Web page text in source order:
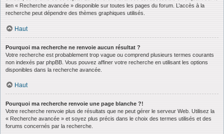
lien « Recherche avancée » disponible sur toutes les pages du forum. L’accès à la
recherche peut dépendre des thèmes graphiques utilisés.
Haut
Pourquoi ma recherche ne renvoie aucun résultat ?
Votre recherche est probablement trop vague ou comprend plusieurs termes courants
non indexés par phpBB. Vous pouvez affiner votre recherche en utilisant les options
disponibles dans la recherche avancée.
Haut
Pourquoi ma recherche renvoie une page blanche ?!
Votre recherche renvoie plus de résultats que ne peut gérer le serveur Web. Utilisez la
« Recherche avancée » et soyez plus précis dans le choix des termes utilisés et des
forums concernés par la recherche.